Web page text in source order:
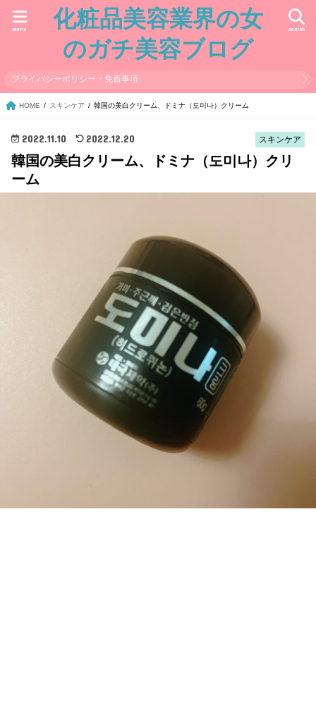
化粧品美容業界の女
のガチ美容ブログ
search
menu
プライバシーポリシー・免責事項
HOME スキンケア 韓国の美白クリーム、ドミナ（도미나）クリーム
スキンケア
2022.11.10 2022.12.20
韓国の美白クリーム、ドミナ（도미나）クリ
ーム